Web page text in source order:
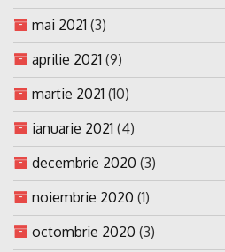
mai 2021 (3)
aprilie 2021 (9)
martie 2021 (10)
ianuarie 2021 (4)
decembrie 2020 (3)
noiembrie 2020 (1)
octombrie 2020 (3)